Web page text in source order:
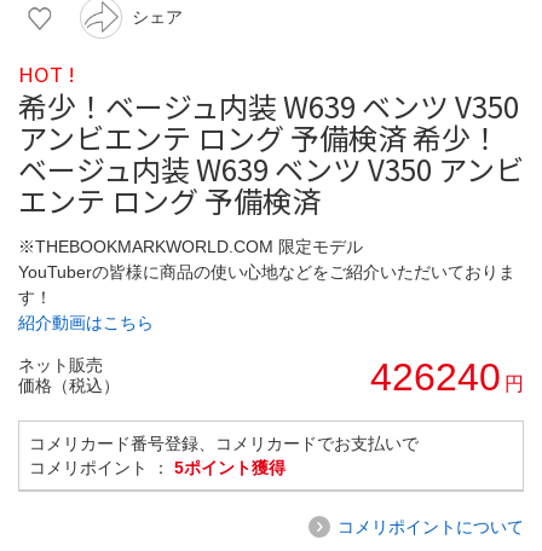
シェア
HOT !
希少！ベージュ内装 W639 ベンツ V350
アンビエンテ ロング 予備検済 希少！
ベージュ内装 W639 ベンツ V350 アンビ
エンテ ロング 予備検済
※THEBOOKMARKWORLD.COM 限定モデル
YouTuberの皆様に商品の使い心地などをご紹介いただいておりま
す！
紹介動画はこちら
ネット販売
価格（税込）
426240 円
コメリカード番号登録、コメリカードでお支払いで
コメリポイント ： 5ポイント獲得
コメリポイントについて